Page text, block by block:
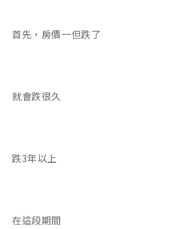
首先，房價一但跌了
就會跌很久
跌3年以上
在這段期間